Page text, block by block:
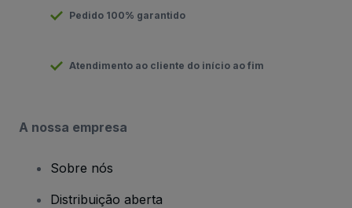
Pedido 100% garantido
Atendimento ao cliente do início ao fim
A nossa empresa
Sobre nós
Distribuição aberta